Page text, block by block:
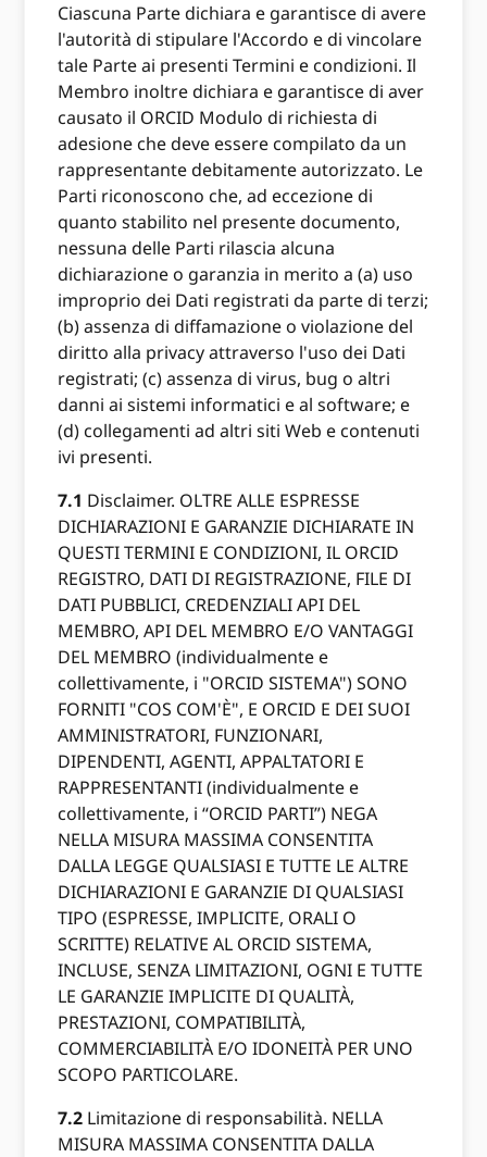
Ciascuna Parte dichiara e garantisce di avere
l'autorità di stipulare l'Accordo e di vincolare
tale Parte ai presenti Termini e condizioni. Il
Membro inoltre dichiara e garantisce di aver
causato il ORCID Modulo di richiesta di
adesione che deve essere compilato da un
rappresentante debitamente autorizzato. Le
Parti riconoscono che, ad eccezione di
quanto stabilito nel presente documento,
nessuna delle Parti rilascia alcuna
dichiarazione o garanzia in merito a (a) uso
improprio dei Dati registrati da parte di terzi;
(b) assenza di diffamazione o violazione del
diritto alla privacy attraverso l'uso dei Dati
registrati; (c) assenza di virus, bug o altri
danni ai sistemi informatici e al software; e
(d) collegamenti ad altri siti Web e contenuti
ivi presenti.
7.1 Disclaimer. OLTRE ALLE ESPRESSE
DICHIARAZIONI E GARANZIE DICHIARATE IN
QUESTI TERMINI E CONDIZIONI, IL ORCID
REGISTRO, DATI DI REGISTRAZIONE, FILE DI
DATI PUBBLICI, CREDENZIALI API DEL
MEMBRO, API DEL MEMBRO E/O VANTAGGI
DEL MEMBRO (individualmente e
collettivamente, i "ORCID SISTEMA") SONO
FORNITI "COS COM'È", E ORCID E DEI SUOI ​​
AMMINISTRATORI, FUNZIONARI,
DIPENDENTI, AGENTI, APPALTATORI E
RAPPRESENTANTI (individualmente e
collettivamente, i “ORCID PARTI”) NEGA
NELLA MISURA MASSIMA CONSENTITA
DALLA LEGGE QUALSIASI E TUTTE LE ALTRE
DICHIARAZIONI E GARANZIE DI QUALSIASI
TIPO (ESPRESSE, IMPLICITE, ORALI O
SCRITTE) RELATIVE AL ORCID SISTEMA,
INCLUSE, SENZA LIMITAZIONI, OGNI E TUTTE
LE GARANZIE IMPLICITE DI QUALITÀ,
PRESTAZIONI, COMPATIBILITÀ,
COMMERCIABILITÀ E/O IDONEITÀ PER UNO
SCOPO PARTICOLARE.
7.2 Limitazione di responsabilità. NELLA
MISURA MASSIMA CONSENTITA DALLA